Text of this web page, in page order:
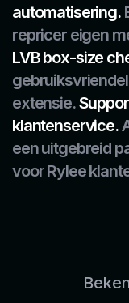
automatisering.
repricer eigen
LVB box-size
extensie.
klantenservice.
een uitgebreid
voor Rylee